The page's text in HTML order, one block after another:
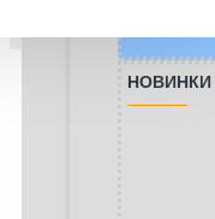
НОВИНКИ